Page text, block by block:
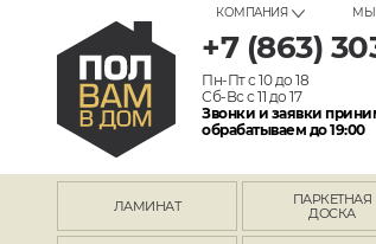
КОМПАНИЯ МЫ
+7 (863)
Пн-Пт с 10 до 18
Сб-Вс с 11 до 17
Звонки и заявки
обрабатываем до 19:00
ЛАМИНАТ
ПАРКЕТНАЯ
ДОСКА